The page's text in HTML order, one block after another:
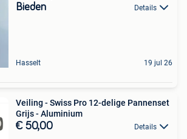
Bieden Details
Hasselt 19 jul 26
Veiling - Swiss Pro 12-delige Pannenset
Grijs - Aluminium
€ 50,00 Details